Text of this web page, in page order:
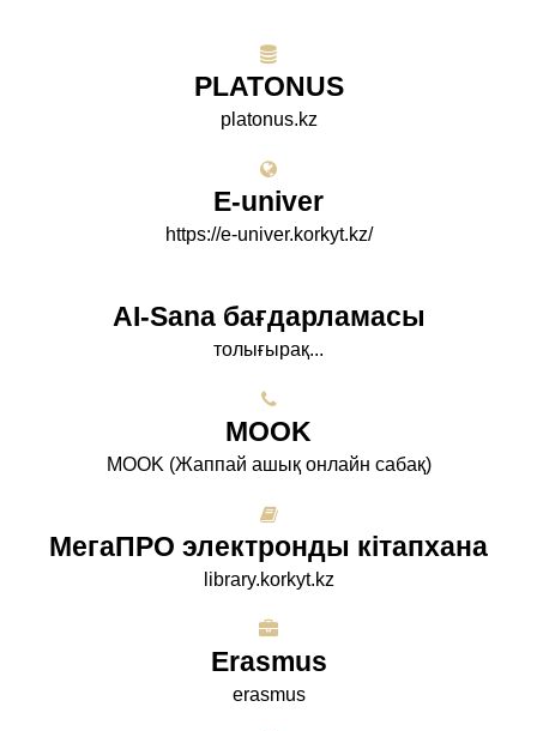
PLATONUS
platonus.kz
E-univer
https://e-univer.korkyt.kz/
AI-Sana бағдарламасы
толығырақ...
МООK
МООK (Жаппай ашық онлайн сабақ)
МегаПРО электронды кітапхана
library.korkyt.kz
Erasmus
erasmus